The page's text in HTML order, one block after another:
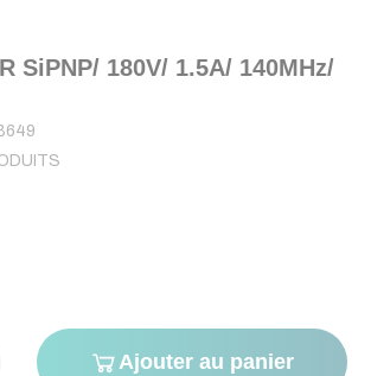
SiPNP/ 180V/ 1.5A/ 140MHz/
Ajouter au panier